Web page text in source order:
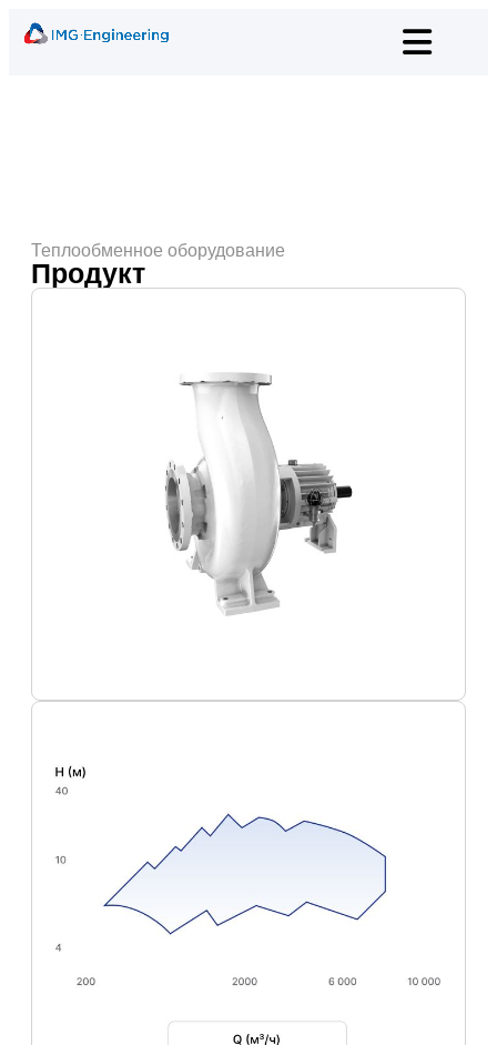
Теплообменное оборудование
Продукт